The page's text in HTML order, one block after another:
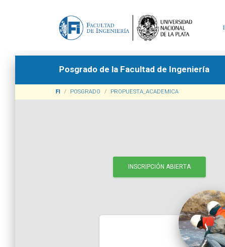
Posgrado de la Facultad de Ingeniería
FI POSGRADO PROPUESTA_ACADEMICA
INSCRIPCIÓN ABIERTA